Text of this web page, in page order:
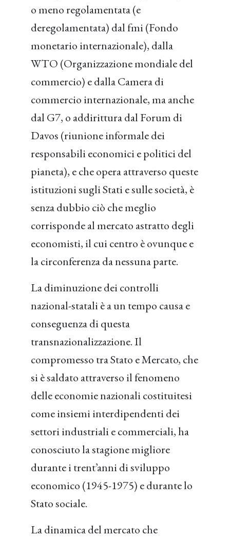
o meno regolamentata (e
deregolamentata) dal fmi (Fondo
monetario internazionale), dalla
WTO (Organizzazione mondiale del
commercio) e dalla Camera di
commercio internazionale, ma anche
dal G7, o addirittura dal Forum di
Davos (riunione informale dei
responsabili economici e politici del
pianeta), e che opera attraverso queste
istituzioni sugli Stati e sulle società, è
senza dubbio ciò che meglio
corrisponde al mercato astratto degli
economisti, il cui centro è ovunque e
la circonferenza da nessuna parte.
La diminuzione dei controlli
nazional-statali è a un tempo causa e
conseguenza di questa
transnazionalizzazione. Il
compromesso tra Stato e Mercato, che
si è saldato attraverso il fenomeno
delle economie nazionali costituitesi
come insiemi interdipendenti dei
settori industriali e commerciali, ha
conosciuto la stagione migliore
durante i trent’anni di sviluppo
economico (1945-1975) e durante lo
Stato sociale.
La dinamica del mercato che